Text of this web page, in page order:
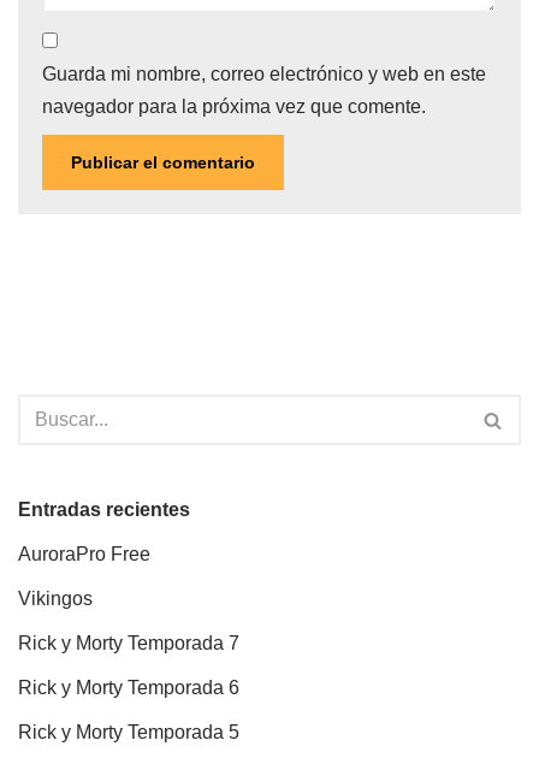
Guarda mi nombre, correo electrónico y web en este
navegador para la próxima vez que comente.
Entradas recientes
AuroraPro Free
Vikingos
Rick y Morty Temporada 7
Rick y Morty Temporada 6
Rick y Morty Temporada 5